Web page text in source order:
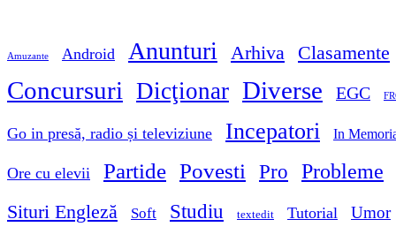
Amuzante Android Anunturi Arhiva Clasamente
Concursuri Dicţionar Diverse EGC
Go in presă, radio și televiziune Incepatori In
Ore cu elevii Partide Povesti Pro Probleme
Situri Engleză Soft Studiu textedit Tutorial Umor